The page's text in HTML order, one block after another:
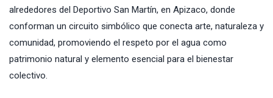
alrededores del Deportivo San Martín, en Apizaco, donde
conforman un circuito simbólico que conecta arte, naturaleza y
comunidad, promoviendo el respeto por el agua como
patrimonio natural y elemento esencial para el bienestar
colectivo.